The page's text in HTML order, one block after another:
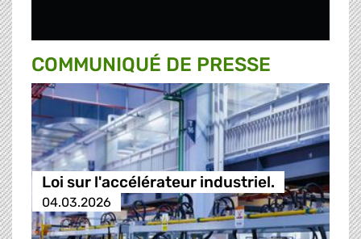
COMMUNIQUÉ DE PRESSE
Loi sur l'accélérateur industriel.
04.03.2026